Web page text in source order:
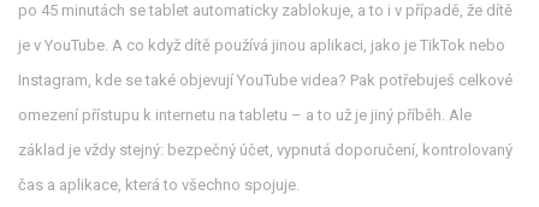
po 45 minutách se tablet automaticky zablokuje, a to i v případě, že dítě
je v YouTube. A co když dítě používá jinou aplikaci, jako je TikTok nebo
Instagram, kde se také objevují YouTube videa? Pak potřebuješ celkové
omezení přístupu k internetu na tabletu – a to už je jiný příběh. Ale
základ je vždy stejný: bezpečný účet, vypnutá doporučení, kontrolovaný
čas a aplikace, která to všechno spojuje.